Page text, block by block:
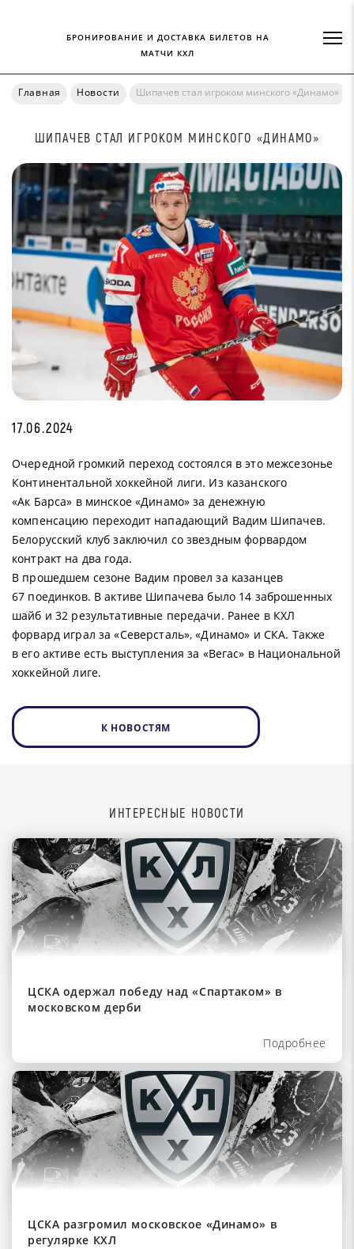
БРОНИРОВАНИЕ И ДОСТАВКА БИЛЕТОВ НА
МАТЧИ КХЛ
Главная Новости Шипачев стал игроком минского «Динамо»
ШИПАЧЕВ СТАЛ ИГРОКОМ МИНСКОГО «ДИНАМО»
17.06.2024
Очередной громкий переход состоялся в это межсезонье
Континентальной хоккейной лиги. Из казанского
«Ак Барса» в минское «Динамо» за денежную
компенсацию переходит нападающий Вадим Шипачев.
Белорусский клуб заключил со звездным форвардом
контракт на два года.
В прошедшем сезоне Вадим провел за казанцев
67 поединков. В активе Шипачева было 14 заброшенных
шайб и 32 результативные передачи. Ранее в КХЛ
форвард играл за «Северсталь», «Динамо» и СКА. Также
в его активе есть выступления за «Вегас» в Национальной
хоккейной лиге.
К НОВОСТЯМ
ИНТЕРЕСНЫЕ НОВОСТИ
ЦСКА одержал победу над «Спартаком» в
московском дерби
Подробнее
ЦСКА разгромил московское «Динамо» в
регулярке КХЛ